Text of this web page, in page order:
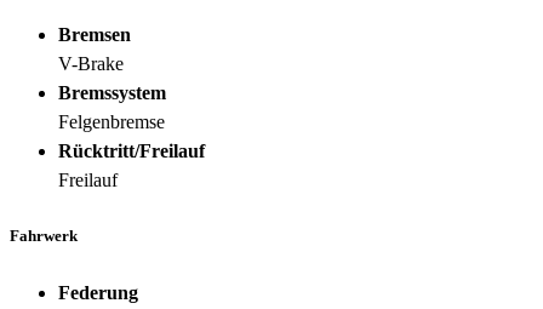
Bremsen
V-Brake
Bremssystem
Felgenbremse
Rücktritt/Freilauf
Freilauf
Fahrwerk
Federung